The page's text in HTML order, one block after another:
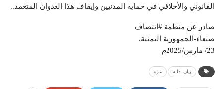
القانوني والأخلاقي في حماية المدنيين وإيقاف هذا العدوان المتعمد..
صادر عن منظمة #انتصاف
صنعاء-الجمهورية اليمنية.
23/ مارس/2025م
بيان ادانة غزة